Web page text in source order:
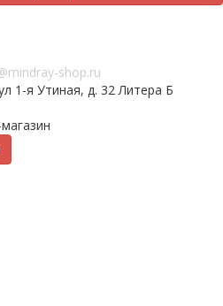
shop.ru
1-я Утиная, д. 32 Литера Б